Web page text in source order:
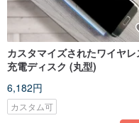
カスタマイズされたワイヤレ
充電ディスク (丸型)
6,182円
カスタム可